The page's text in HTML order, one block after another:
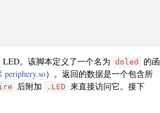
。该脚本定义了一个名为 doled
的函
periphery.so）。返回的数据是一个包含所
后附加 .LED 来直接访问它。接下